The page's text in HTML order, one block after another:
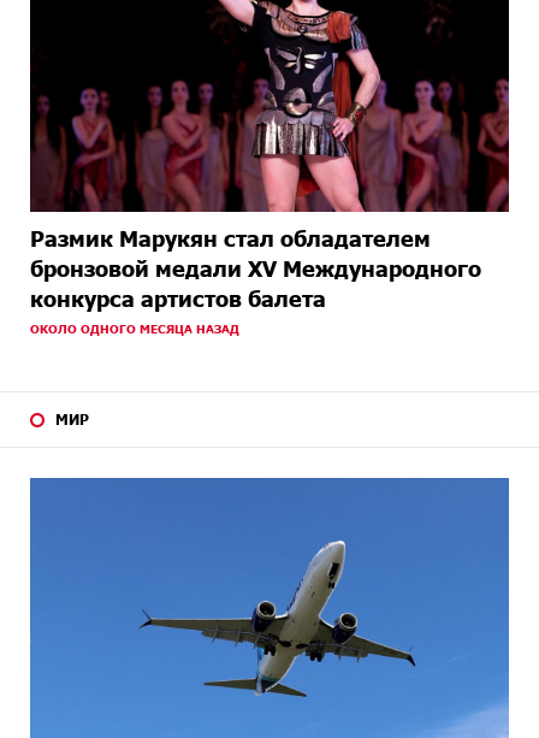
Размик Марукян стал обладателем
бронзовой медали XV Международного
конкурса артистов балета
ОКОЛО ОДНОГО МЕСЯЦА НАЗАД
МИР